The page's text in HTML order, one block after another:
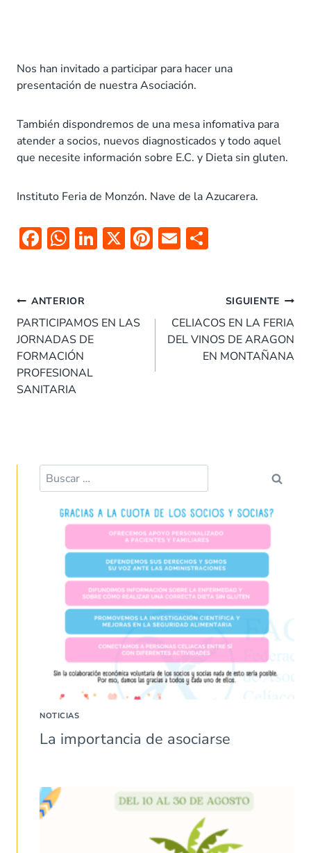
Nos han invitado a participar para hacer una
presentación de nuestra Asociación.
También dispondremos de una mesa infomativa para
atender a socios, nuevos diagnosticados y todo aquel
que necesite información sobre E.C. y Dieta sin gluten.
Instituto Feria de Monzón. Nave de la Azucarera.
F
b
o
o
k
W
s
A
p
p
Li
dI
X Pi
t
E
ar
tir
Navegación
de
entradas
ANTERIOR
PARTICIPAMOS EN LAS
JORNADAS DE
FORMACIÓN
PROFESIONAL
SANITARIA
SIGUIENTE
CELIACOS EN LA FERIA
DEL VINOS DE ARAGON
EN MONTAÑANA
Buscar:
NOTICIAS
La importancia de asociarse